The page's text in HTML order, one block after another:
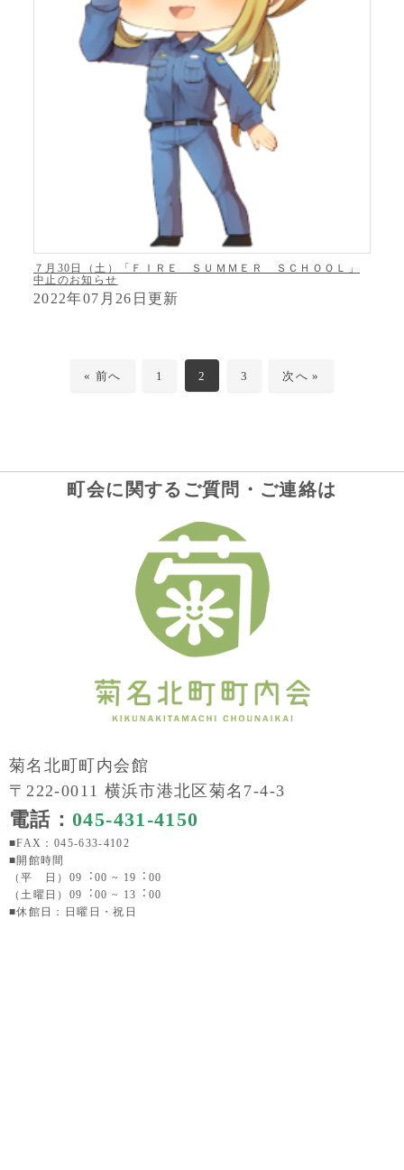
７月30日（土）「ＦＩＲＥ ＳＵＭＭＥＲ ＳＣＨＯＯＬ」
中止のお知らせ
2022年07月26日更新
« 前へ 1 2 3 次へ »
町会に関するご質問・ご連絡は
菊名北町町内会館
〒222-0011 横浜市港北区菊名7-4-3
電話：045-431-4150
■FAX：045-633-4102
■開館時間
（平 日）09︓00 ~ 19︓00
（土曜日）09︓00 ~ 13︓00
■休館日：日曜日・祝日